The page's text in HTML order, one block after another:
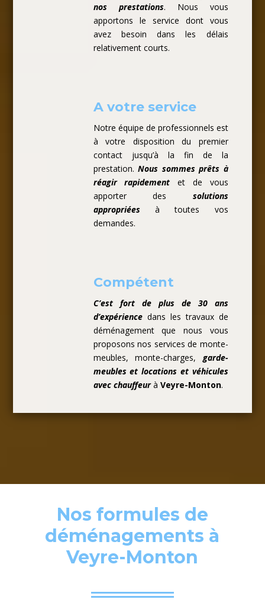
nos prestations. Nous vous
apportons le service dont vous
avez besoin dans les délais
relativement courts.
A votre service
Notre équipe de professionnels est
à votre disposition du premier
contact jusqu’à la fin de la
prestation. Nous sommes prêts à
réagir rapidement et de vous
apporter des solutions
appropriéesà toutes vos
demandes.
Compétent
C’est fort de plus de 30 ans
d’expériencedans les travaux de
déménagement que nous vous
proposons nos services de monte-
meubles, monte-charges,garde-
meubles et locations et véhicules
avec chauffeurà Veyre-Monton.
Nos formules de
déménagements à
Veyre-Monton